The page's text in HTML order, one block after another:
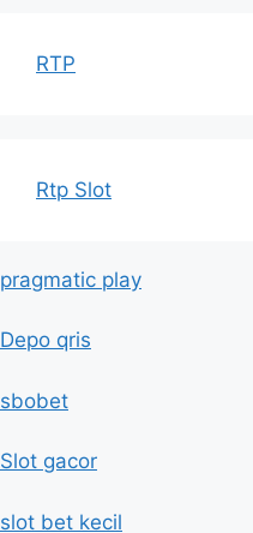
RTP
Rtp Slot
pragmatic play
Depo qris
sbobet
Slot gacor
slot bet kecil